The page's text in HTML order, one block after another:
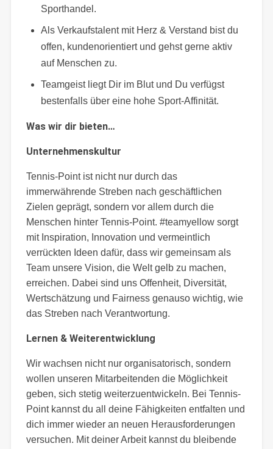
Sporthandel.
Als Verkaufstalent mit Herz & Verstand bist du
offen, kundenorientiert und gehst gerne aktiv
auf Menschen zu.
Teamgeist liegt Dir im Blut und Du verfügst
bestenfalls über eine hohe Sport-Affinität.
Was wir dir bieten…
Unternehmenskultur
Tennis-Point ist nicht nur durch das
immerwährende Streben nach geschäftlichen
Zielen geprägt, sondern vor allem durch die
Menschen hinter Tennis-Point. #teamyellow sorgt
mit Inspiration, Innovation und vermeintlich
verrückten Ideen dafür, dass wir gemeinsam als
Team unsere Vision, die Welt gelb zu machen,
erreichen. Dabei sind uns Offenheit, Diversität,
Wertschätzung und Fairness genauso wichtig, wie
das Streben nach Verantwortung.
Lernen & Weiterentwicklung
Wir wachsen nicht nur organisatorisch, sondern
wollen unseren Mitarbeitenden die Möglichkeit
geben, sich stetig weiterzuentwickeln. Bei Tennis-
Point kannst du all deine Fähigkeiten entfalten und
dich immer wieder an neuen Herausforderungen
versuchen. Mit deiner Arbeit kannst du bleibende